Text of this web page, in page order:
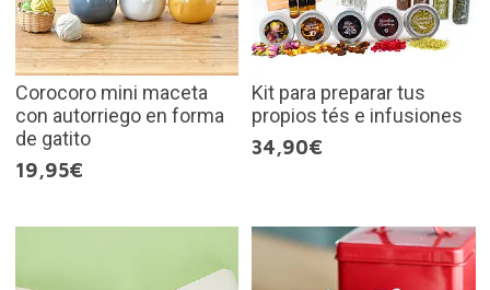
Corocoro mini maceta
con autorriego en forma
de gatito
19,95€
Kit para preparar tus
propios tés e infusiones
34,90€